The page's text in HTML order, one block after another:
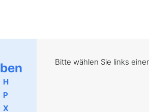
H
P
X
Bitte wählen Sie links